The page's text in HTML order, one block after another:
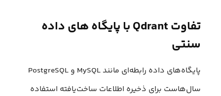
تفاوت Qdrant با پایگاه‌ های داده
سنتی
پایگاه‌های داده رابطه‌ای مانند MySQL و PostgreSQL
سال‌هاست برای ذخیره اطلاعات ساخت‌یافته استفاده